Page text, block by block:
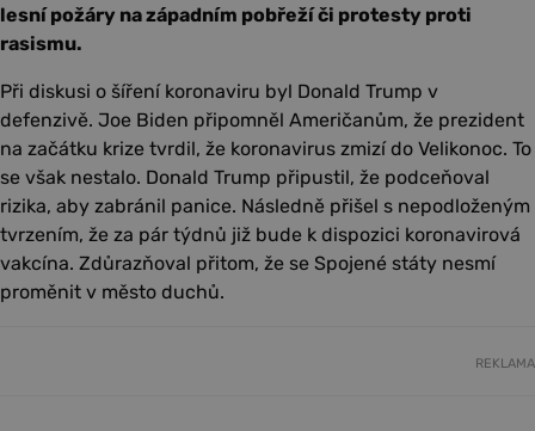
lesní požáry na západním pobřeží či protesty proti
rasismu.
Při diskusi o šíření koronaviru byl Donald Trump v
defenzivě. Joe Biden připomněl Američanům, že prezident
na začátku krize tvrdil, že koronavirus zmizí do Velikonoc. To
se však nestalo. Donald Trump připustil, že podceňoval
rizika, aby zabránil panice. Následně přišel s nepodloženým
tvrzením, že za pár týdnů již bude k dispozici koronavirová
vakcína. Zdůrazňoval přitom, že se Spojené státy nesmí
proměnit v město duchů.
REKLAMA